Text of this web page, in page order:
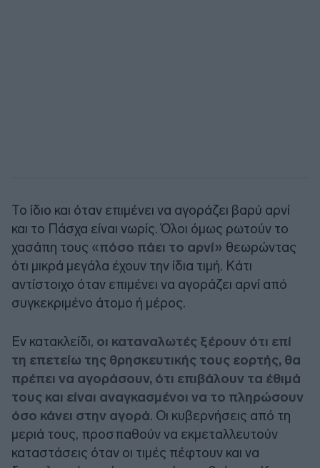
Το ίδιο και όταν επιμένει να αγοράζει βαρύ αρνί
και το Πάσχα είναι νωρίς. Όλοι όμως ρωτούν το
χασάπη τους «πόσο πάει το αρνί» θεωρώντας
ότι μικρά μεγάλα έχουν την ίδια τιμή. Κάτι
αντίστοιχο όταν επιμένει να αγοράζει αρνί από
συγκεκριμένο άτομο ή μέρος.
Εν κατακλείδι, οι καταναλωτές ξέρουν ότι επί
τη επετείω της θρησκευτικής τους εορτής, θα
πρέπει να αγοράσουν, ότι επιβάλουν τα έθιμά
τους και είναι αναγκασμένοι να το πληρώσουν
όσο κάνει στην αγορά. Οι κυβερνήσεις από τη
μεριά τους, προσπαθούν να εκμεταλλευτούν
καταστάσεις όταν οι τιμές πέφτουν και να